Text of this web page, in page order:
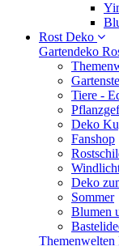
Rost Deko
Gartendeko
Tiere -
Deko
Fanshop
Deko
Sommer
Blumen
Themenwelten